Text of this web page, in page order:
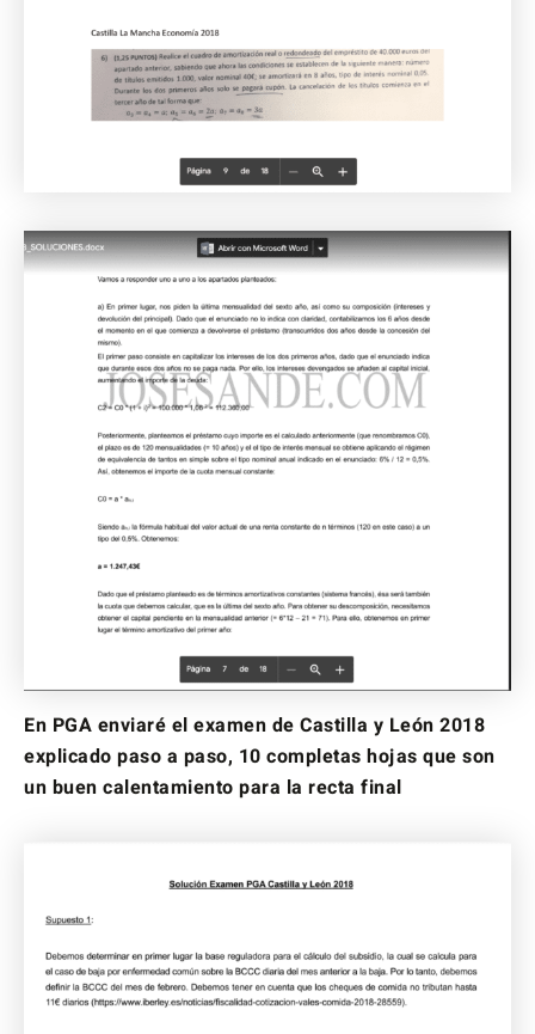
En PGA enviaré el examen de Castilla y León 2018
explicado paso a paso, 10 completas hojas que son
un buen calentamiento para la recta final